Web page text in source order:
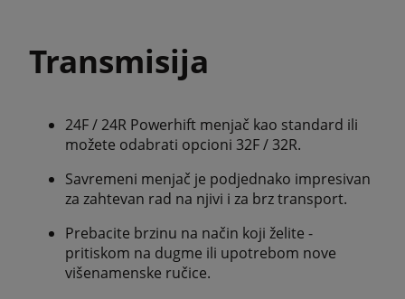
Transmisija
24F / 24R Powerhift menjač kao standard ili
možete odabrati opcioni 32F / 32R.
Savremeni menjač je podjednako impresivan
za zahtevan rad na njivi i za brz transport.
Prebacite brzinu na način koji želite -
pritiskom na dugme ili upotrebom nove
višenamenske ručice.